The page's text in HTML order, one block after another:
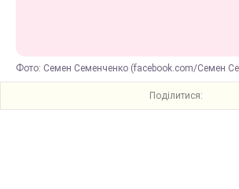
Фото: Семен Семенченко (facebook.com/Семен
Поділитися: